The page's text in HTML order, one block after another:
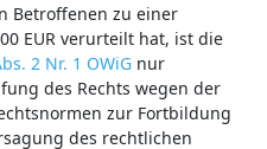
Betroffenen zu einer
EUR verurteilt hat, ist die
2 Nr. 1 OWiGnur
des Rechts wegen der
zur Fortbildung
des rechtlichen